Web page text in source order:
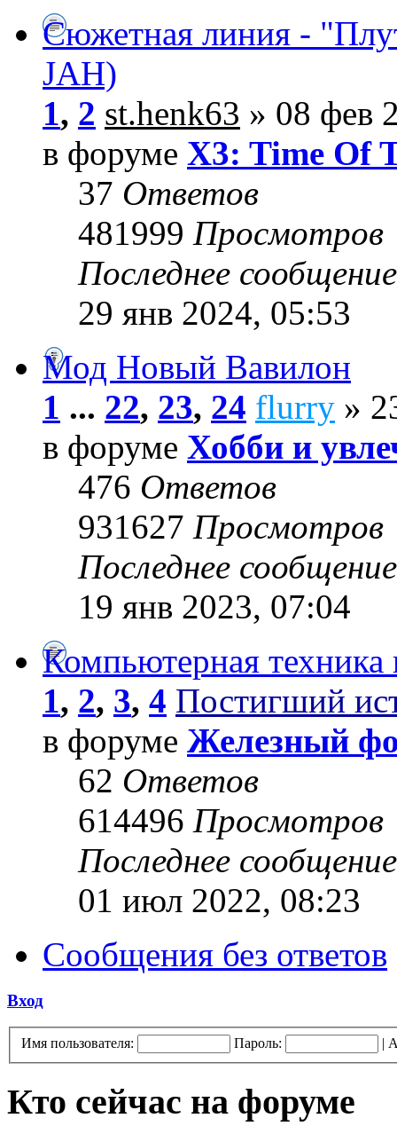
Сюжетная линия -
JAH)
1, 2 st.henk63 » 08 фев
в форуме X3: Time Of
37 Ответов
481999 Просмотров
Последнее
29 янв 2024, 05:53
Мод Новый Вавилон
1 ... 22, 23, 24 flurry »
в форуме Хобби и
476 Ответов
931627 Просмотров
Последнее
19 янв 2023, 07:04
Компьютерная
1, 2, 3, 4 Постигший
в форуме Железный
62 Ответов
614496 Просмотров
Последнее
01 июл 2022, 08:23
Сообщения без ответов
Вход
Имя пользователя: Пароль: |
Кто сейчас на форуме